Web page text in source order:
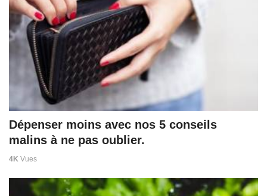
Dépenser moins avec nos 5 conseils
malins à ne pas oublier.
4K Vues